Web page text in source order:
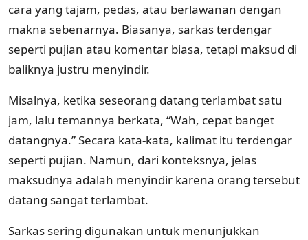
cara yang tajam, pedas, atau berlawanan dengan
makna sebenarnya. Biasanya, sarkas terdengar
seperti pujian atau komentar biasa, tetapi maksud di
baliknya justru menyindir.
Misalnya, ketika seseorang datang terlambat satu
jam, lalu temannya berkata, “Wah, cepat banget
datangnya.” Secara kata-kata, kalimat itu terdengar
seperti pujian. Namun, dari konteksnya, jelas
maksudnya adalah menyindir karena orang tersebut
datang sangat terlambat.
Sarkas sering digunakan untuk menunjukkan